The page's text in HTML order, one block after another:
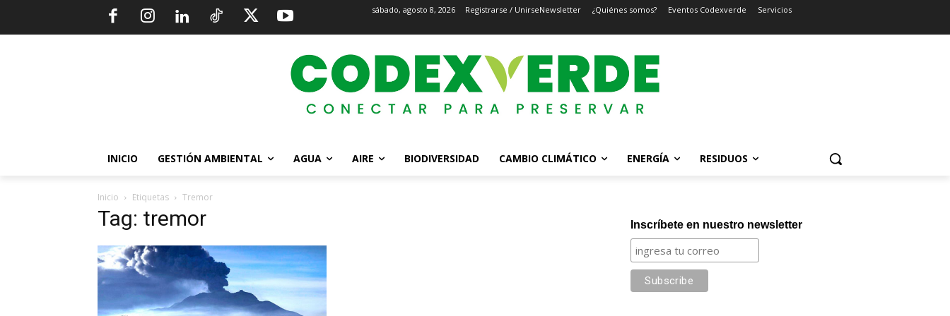
sábado, agosto 8, 2026 Registrarse / UnirseNewsletter ¿Quiénes somos? Eventos Codexverde Servicios
INICIO GESTIÓN AMBIENTAL AGUA AIRE BIODIVERSIDAD CAMBIO CLIMÁTICO ENERGÍA RESIDUOS
Inicio Etiquetas Tremor
Tag: tremor Inscríbete en nuestro newsletter